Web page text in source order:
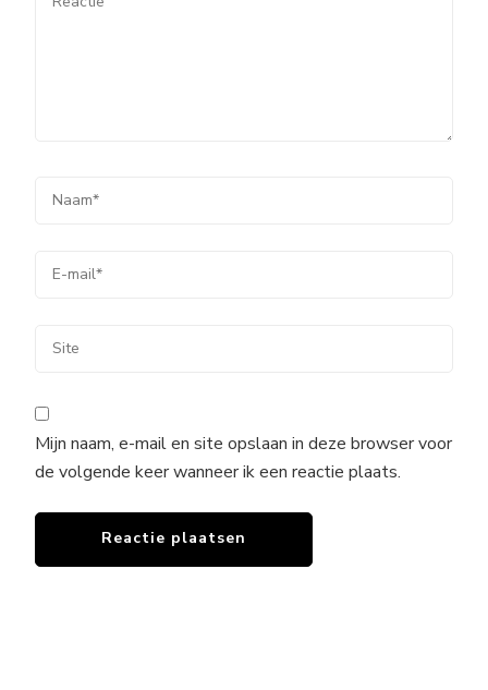
Mijn naam, e-mail en site opslaan in deze browser voor
de volgende keer wanneer ik een reactie plaats.